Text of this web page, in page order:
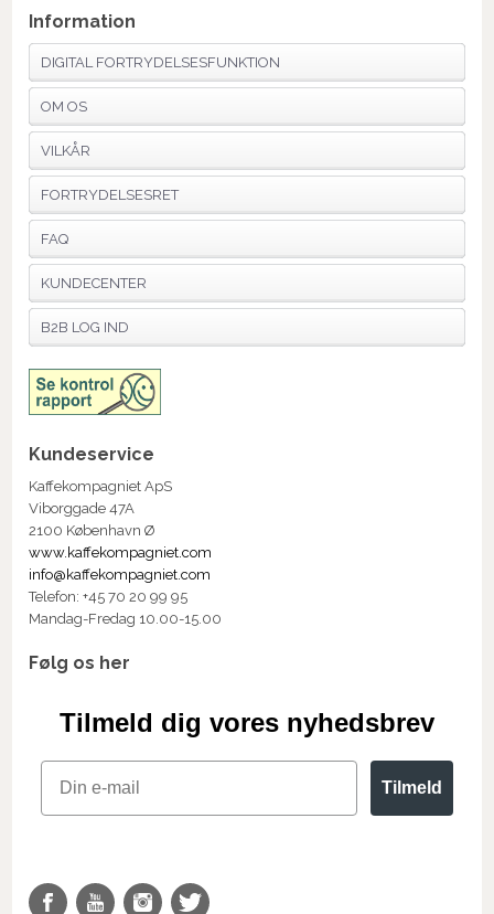
Information
DIGITAL FORTRYDELSESFUNKTION
OM OS
VILKÅR
FORTRYDELSESRET
FAQ
KUNDECENTER
B2B LOG IND
Kundeservice
Kaffekompagniet ApS
Viborggade 47A
2100 København Ø
www.kaffekompagniet.com
info@kaffekompagniet.com
Telefon: +45 70 20 99 95
Mandag-Fredag 10.00-15.00
Følg os her
Tilmeld dig vores nyhedsbrev
Email
Tilmeld